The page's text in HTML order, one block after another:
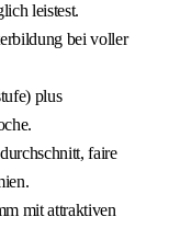
leistest.
bei voller
plus
faire
mit attraktiven